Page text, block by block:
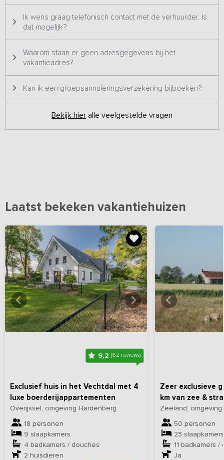
Ik wens graag telefonisch contact met de verhuurder. Is
dat mogelijk?
Waarom staan er geen adresgegevens bij het
vakantieadres?
Kan ik een groepsannuleringsverzekering bijboeken?
Bekijk hier alle veelgestelde vragen
Laatst bekeken vakantiehuizen
9,2 (62 reviews)
Exclusief huis in het Vechtdal met 4
luxe boerderijappartementen
Overijssel, omgeving Hardenberg
18 personen
9 slaapkamers
4 badkamers / douches
2 huisdieren
Bekijkhieralle foto's
Zeer exclusieve
km van zee &
Zeeland, omgeving
50 personen
23 slaapkamers
11 badkamers /
Ja
Bekijk